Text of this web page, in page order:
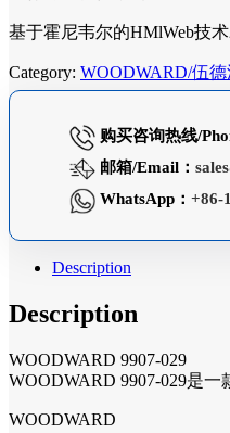
基于霍尼韦尔的HMlWeb技术
Category: WOODWARD/伍
购买咨询热线/
邮箱/Email：
WhatsApp： +86-
Description
Description
WOODWARD 9907-029
WOODWARD 9907-029是一
WOODWARD